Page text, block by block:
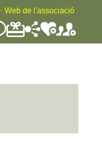
· Web de l'associació